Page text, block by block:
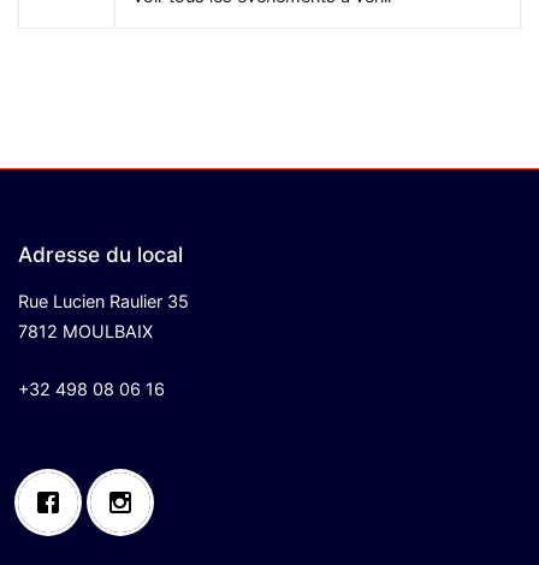
Adresse du local
Rue Lucien Raulier 35
7812 MOULBAIX
+32 498 08 06 16